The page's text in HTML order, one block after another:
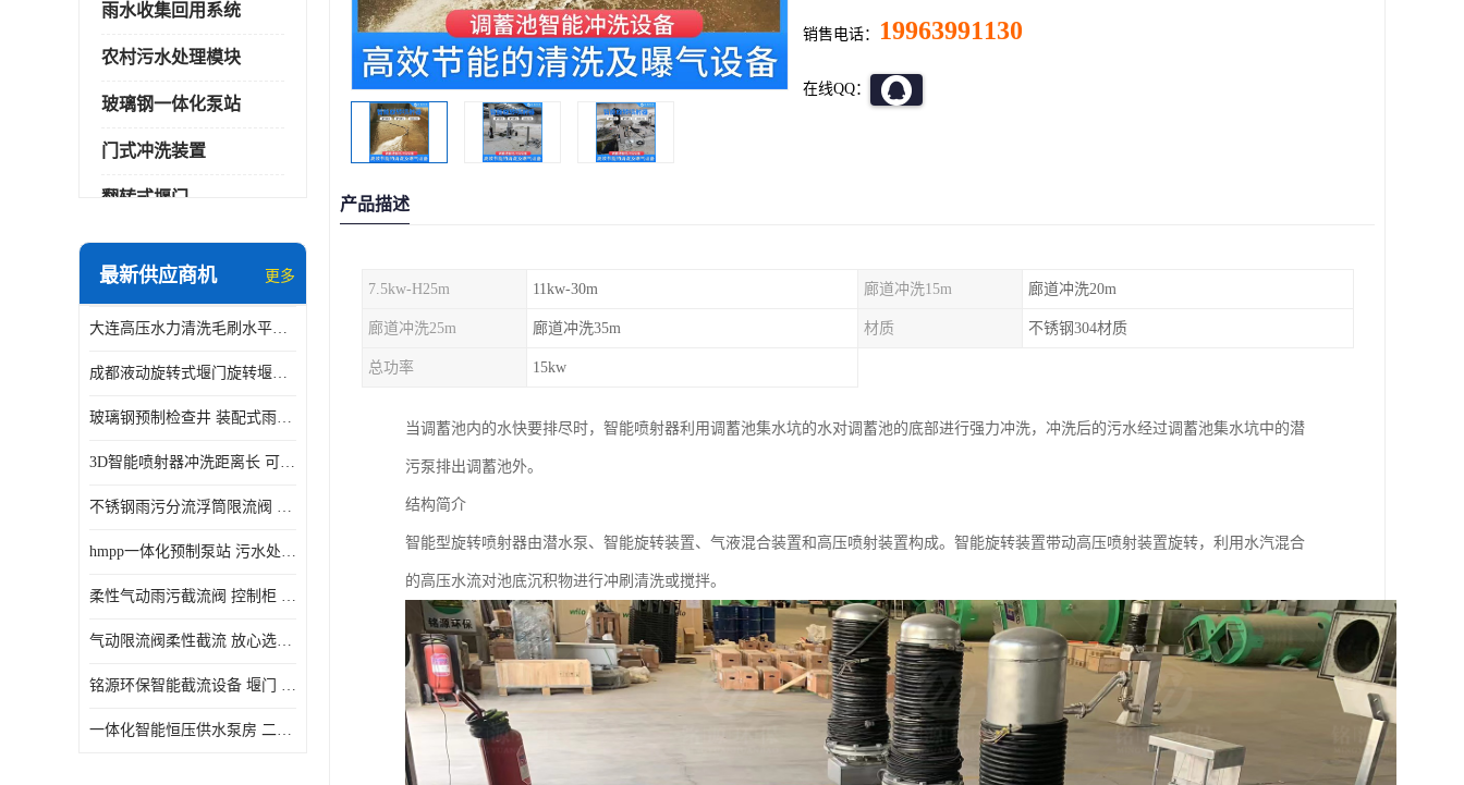
雨水收集回用系统
农村污水处理模块
玻璃钢一体化泵站
门式冲洗装置
翻转式堰门
智能一体化雨水泵站
智能一体化供水泵房
智能一体化净水设备
最新供应商机 更多
大连高压水力清洗毛刷水平自清洁滚刷 水力自动冲洗系统 水力清洗
成都液动旋转式堰门旋转堰门 自动控制 SUS304
玻璃钢预制检查井 装配式雨水污水井 初期弃流井 源头厂家
3D智能喷射器冲洗距离长 可270度旋转 高强度水压远距离喷洗
不锈钢雨污分流浮筒限流阀 DN150-DN1000 品质可信
hmpp一体化预制泵站 污水处理系统 乡镇学校市政排水 厂家供应
柔性气动雨污截流阀 控制柜 远程控制安全性高检修方便
气动限流阀柔性截流 放心选购 控源截污铭源环保
铭源环保智能截流设备 堰门 铸铁调节闸门作用 源头商家 可定制
一体化智能恒压供水泵房 二次加压供水设备户外智慧泵房
销售电话： 19963991130
在线QQ：
产品描述
7.5kw-H25m 11kw-30m 廊道冲洗15m 廊道冲洗20m
廊道冲洗25m 廊道冲洗35m 材质 不锈钢304材质
总功率 15kw
当调蓄池内的水快要排尽时，智能喷射器利用调蓄池集水坑的水对调蓄池的底部进行强力冲洗，冲洗后的污水经过调蓄池集水坑中的潜
污泵排出调蓄池外。
结构简介
智能型旋转喷射器由潜水泵、智能旋转装置、气液混合装置和高压喷射装置构成。智能旋转装置带动高压喷射装置旋转，利用水汽混合
的高压水流对池底沉积物进行冲刷清洗或搅拌。